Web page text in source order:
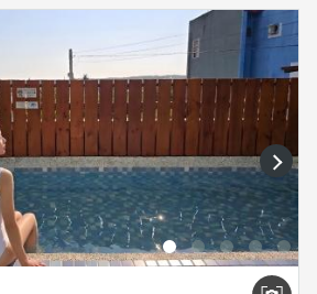
車租車、旅遊行程規劃。
供墾丁前幾名好吃的中西式早餐店菜
。
，入住時需付1000/隻押金，最多兩隻。
味和大小便，即全額退訂金。
next